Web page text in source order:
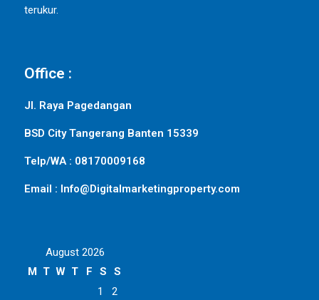
terukur.
Office :
Jl. Raya Pagedangan
BSD City Tangerang Banten 15339
Telp/WA : 08170009168
Email : Info@Digitalmarketingproperty.com
August 2026
M T W T F S
S
1
2